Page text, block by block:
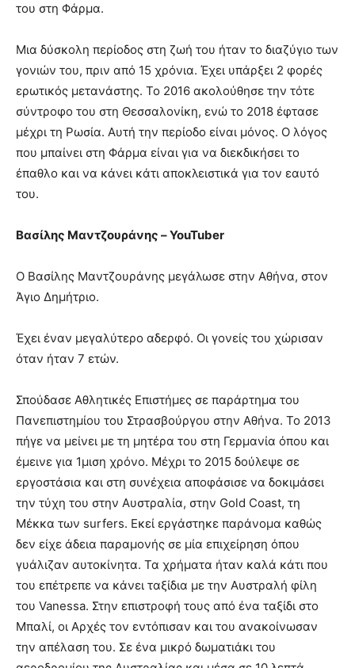
του στη Φάρμα.
Μια δύσκολη περίοδος στη ζωή του ήταν το διαζύγιο των
γονιών του, πριν από 15 χρόνια. Έχει υπάρξει 2 φορές
ερωτικός μετανάστης. Το 2016 ακολούθησε την τότε
σύντροφο του στη Θεσσαλονίκη, ενώ το 2018 έφτασε
μέχρι τη Ρωσία. Αυτή την περίοδο είναι μόνος. Ο λόγος
που μπαίνει στη Φάρμα είναι για να διεκδικήσει το
έπαθλο και να κάνει κάτι αποκλειστικά για τον εαυτό
του.
Βασίλης Μαντζουράνης – YouTuber
O Βασίλης Μαντζουράνης μεγάλωσε στην Αθήνα, στον
Άγιο Δημήτριο.
Έχει έναν μεγαλύτερο αδερφό. Οι γονείς του χώρισαν
όταν ήταν 7 ετών.
Σπούδασε Αθλητικές Επιστήμες σε παράρτημα του
Πανεπιστημίου του Στρασβούργου στην Αθήνα. Το 2013
πήγε να μείνει με τη μητέρα του στη Γερμανία όπου και
έμεινε για 1μιση χρόνο. Μέχρι το 2015 δούλεψε σε
εργοστάσια και στη συνέχεια αποφάσισε να δοκιμάσει
την τύχη του στην Αυστραλία, στην Gold Coast, τη
Μέκκα των surfers. Εκεί εργάστηκε παράνομα καθώς
δεν είχε άδεια παραμονής σε μία επιχείρηση όπου
γυάλιζαν αυτοκίνητα. Τα χρήματα ήταν καλά κάτι που
του επέτρεπε να κάνει ταξίδια με την Αυστραλή φίλη
του Vanessa. Στην επιστροφή τους από ένα ταξίδι στο
Μπαλί, οι Αρχές τον εντόπισαν και του ανακοίνωσαν
την απέλαση του. Σε ένα μικρό δωματιάκι του